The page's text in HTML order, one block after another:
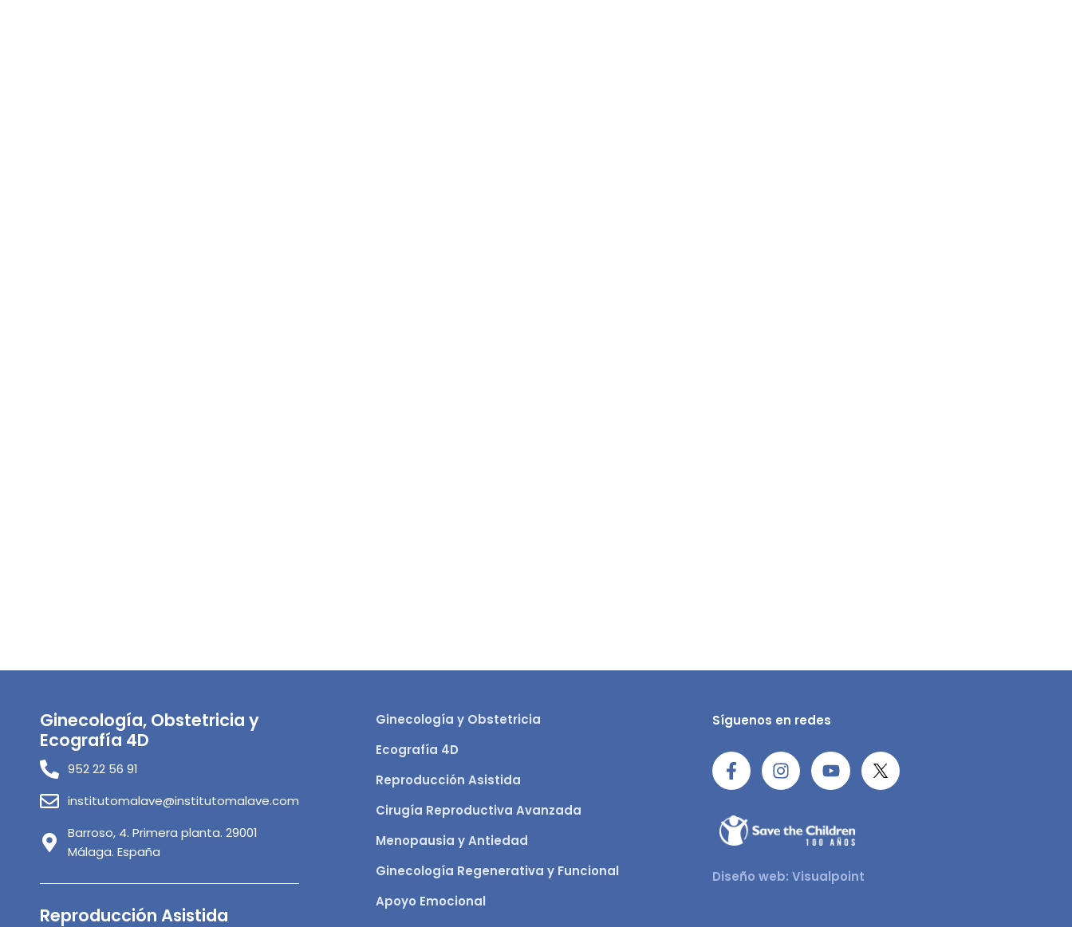
Ginecología, Obstetricia y
Ecografía 4D
952 22 56 91
institutomalave@institutomalave.com
Barroso, 4. Primera planta. 29001
Málaga. España
Reproducción Asistida
Ginecología y Obstetricia
Ecografía 4D
Reproducción Asistida
Cirugía Reproductiva Avanzada
Menopausia y Antiedad
Ginecología Regenerativa y Funcional
Apoyo Emocional
Síguenos en redes
Diseño web: Visualpoint